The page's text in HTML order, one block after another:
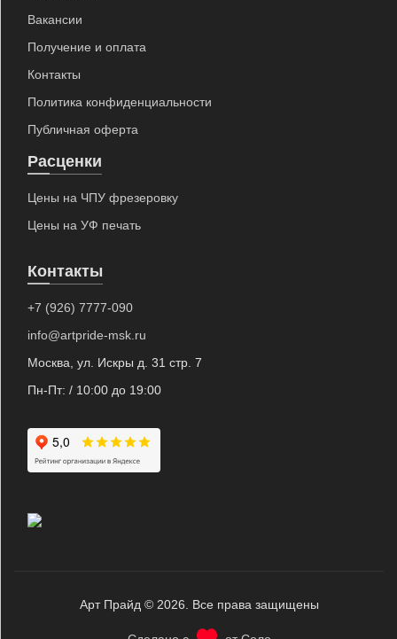
Вакансии
Получение и оплата
Контакты
Политика конфиденциальности
Публичная оферта
Расценки
Цены на ЧПУ фрезеровку
Цены на УФ печать
Контакты
+7 (926) 7777-090
info@artpride-msk.ru
Москва, ул. Искры д. 31 стр. 7
Пн-Пт: / 10:00 до 19:00
Арт Прайд © 2026. Все права защищены